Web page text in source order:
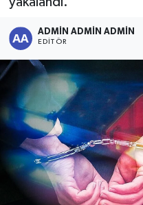
ADMİN ADMİN ADMİN
EDITÖR
Gündem
Magazin
Sağlık
Siyaset
Spor
Türkiye